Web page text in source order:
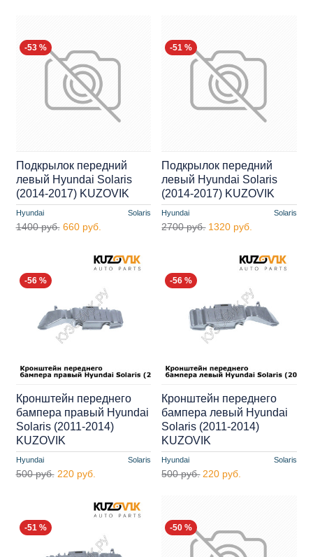
-53 %
Hyundai Solaris
Подкрылок передний
левый Hyundai Solaris
(2014-2017) KUZOVIK
1400 руб. 660 руб.
-51 %
Hyundai Solaris
Подкрылок передний
левый Hyundai Solaris
(2014-2017) KUZOVIK
2700 руб. 1320 руб.
-56 %
Hyundai Solaris
Кронштейн переднего
бампера правый Hyundai
Solaris (2011-2014)
KUZOVIK
500 руб. 220 руб.
-56 %
Hyundai Solaris
Кронштейн переднего
бампера левый Hyundai
Solaris (2011-2014)
KUZOVIK
500 руб. 220 руб.
-51 % -50 %